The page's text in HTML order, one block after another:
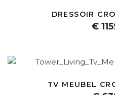
DRESSOIR
€
TV MEUBEL